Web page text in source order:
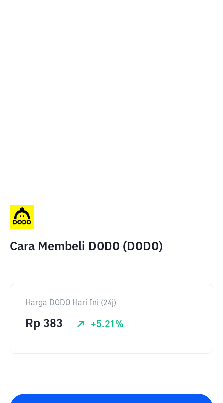
Cara Membeli DODO (DODO)
Harga DODO Hari Ini (24j)
Rp 383 +5.21 %